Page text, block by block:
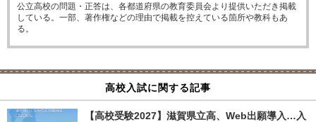
公立高校の問題・正答は、各都道府県の教育委員会より提供いただき掲載
している。一部、著作権などの理由で掲載を控えている箇所や教科もあ
る。
高校入試に関する記事
【高校受験2027】滋賀県立高、Web出願導入…入